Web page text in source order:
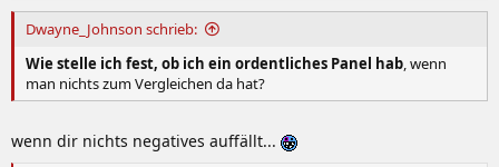
Dwayne_Johnson schrieb:
Wie stelle ich fest, ob ich ein ordentliches Panel hab, wenn
man nichts zum Vergleichen da hat?
wenn dir nichts negatives auffällt...